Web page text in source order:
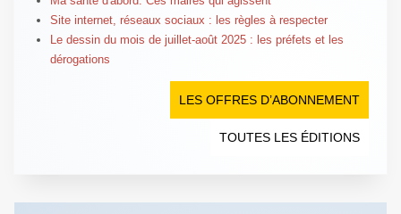
Site internet, réseaux sociaux : les règles à respecter
Le dessin du mois de juillet-août 2025 : les préfets et les
dérogations
LES OFFRES D’ABONNEMENT
TOUTES LES ÉDITIONS